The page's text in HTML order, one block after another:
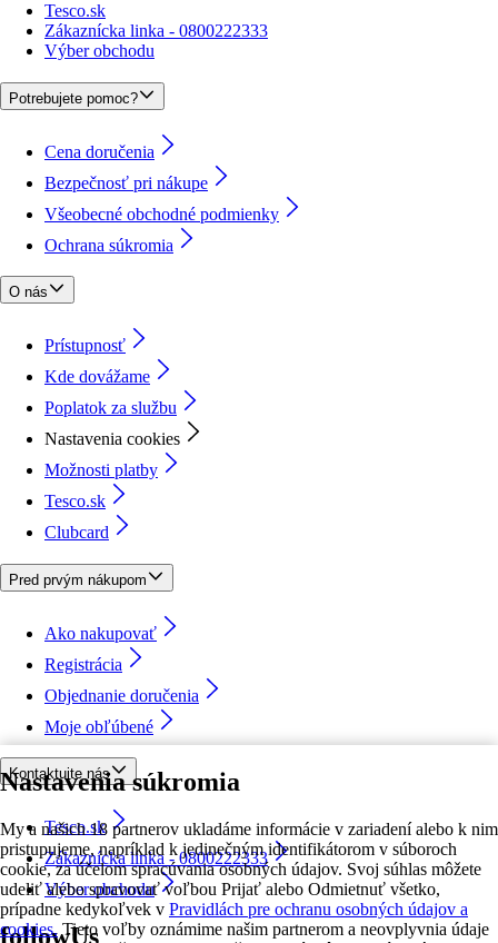
Nastavenia súkromia
My a našich 18 partnerov ukladáme informácie v zariadení alebo k nim
pristupujeme, napríklad k jedinečným identifikátorom v súboroch
cookie, za účelom spracúvania osobných údajov. Svoj súhlas môžete
udeliť alebo spravovať voľbou Prijať alebo Odmietnuť všetko,
prípadne kedykoľvek v Pravidlách pre ochranu osobných údajov a
cookies. Tieto voľby oznámime našim partnerom a neovplyvnia údaje
Tesco.sk
Zákaznícka linka - 0800222333
Výber obchodu
Potrebujete pomoc?
Cena doručenia
Bezpečnosť pri nákupe
Všeobecné obchodné podmienky
Ochrana súkromia
O nás
Prístupnosť
Kde dovážame
Poplatok za službu
Nastavenia cookies
Možnosti platby
Tesco.sk
Clubcard
Pred prvým nákupom
Ako nakupovať
Registrácia
Objednanie doručenia
Moje obľúbené
Kontaktujte nás
Tesco.sk
Zákaznícka linka - 0800222333
Výber obchodu
followUs